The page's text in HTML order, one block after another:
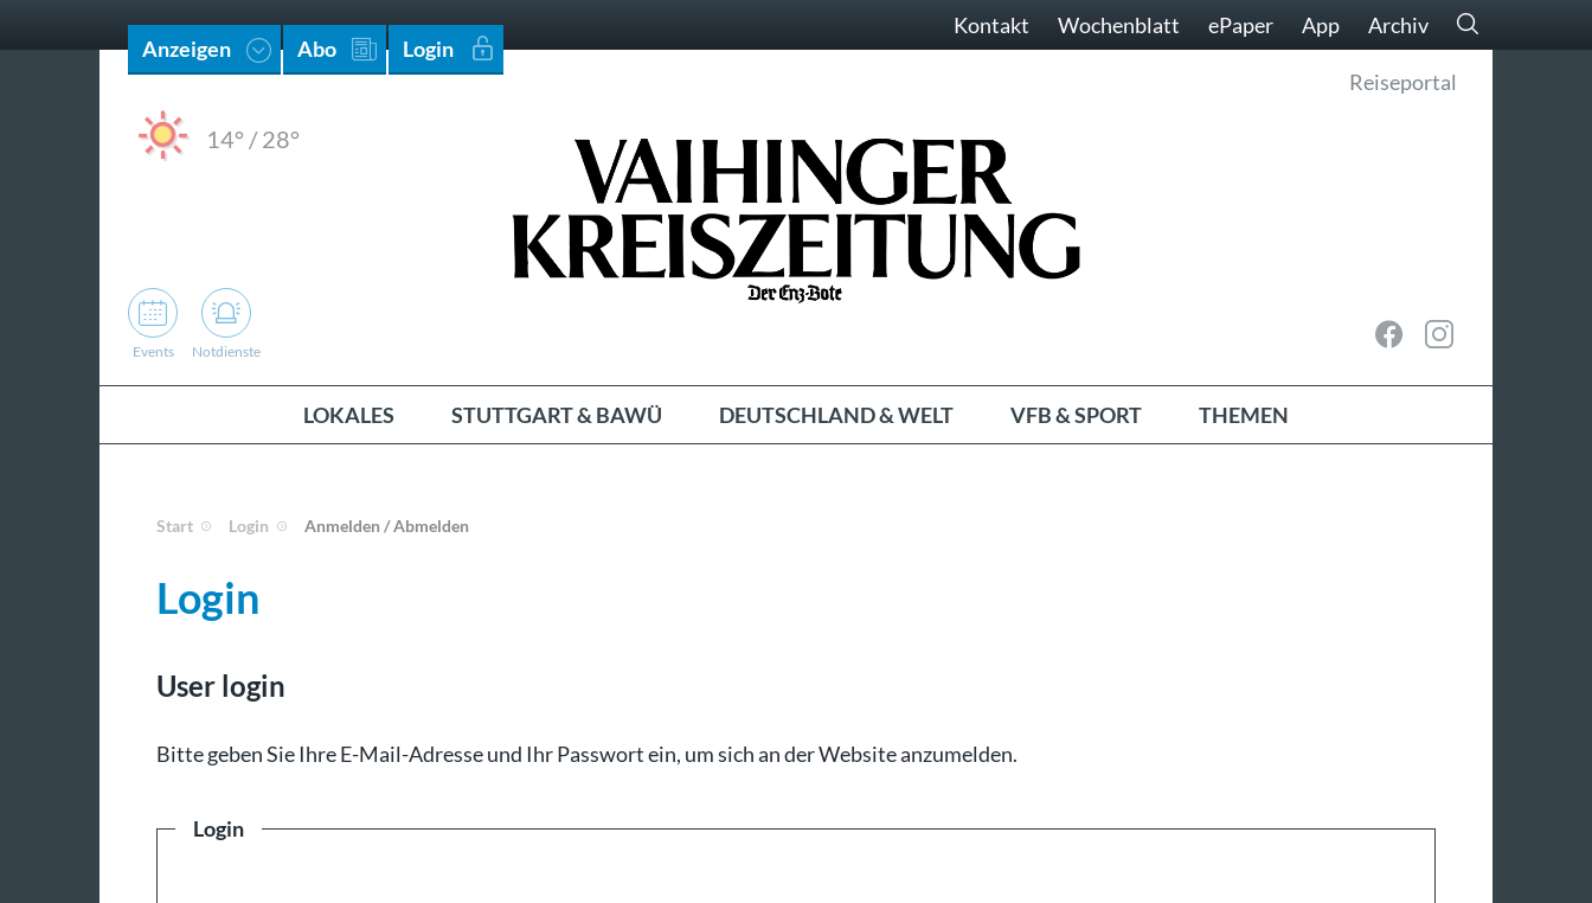
Anzeigen Abo Login
Kontakt Wochenblatt ePaper App Archiv
14° /28°
Reiseportal
Events Notdienste
LOKALES STUTTGART & BAWÜ DEUTSCHLAND & WELT VFB & SPORT THEMEN
Start Login Anmelden / Abmelden
Login
User login
Bit­te ge­ben Sie Ih­re E-Mail-Adresse und Ihr Pass­wort ein, um sich an der Web­site an­zu­mel­den.
Login